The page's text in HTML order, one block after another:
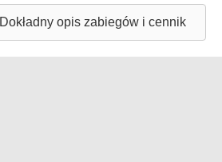
Dokładny opis zabiegów i cennik